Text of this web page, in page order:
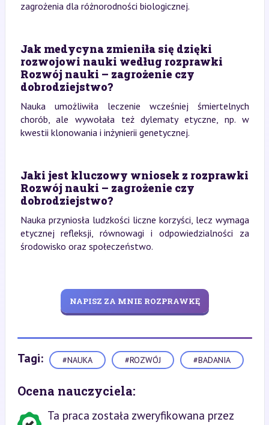
zagrożenia dla różnorodności biologicznej.
Jak medycyna zmieniła się dzięki
rozwojowi nauki według rozprawki
Rozwój nauki – zagrożenie czy
dobrodziejstwo?
Nauka umożliwiła leczenie wcześniej śmiertelnych
chorób, ale wywołała też dylematy etyczne, np. w
kwestii klonowania i inżynierii genetycznej.
Jaki jest kluczowy wniosek z rozprawki
Rozwój nauki – zagrożenie czy
dobrodziejstwo?
Nauka przyniosła ludzkości liczne korzyści, lecz wymaga
etycznej refleksji, równowagi i odpowiedzialności za
środowisko oraz społeczeństwo.
NAPISZ ZA MNIE ROZPRAWKĘ
Tagi: #NAUKA #ROZWÓJ #BADANIA
Ocena nauczyciela:
Ta praca została zweryfikowana przez